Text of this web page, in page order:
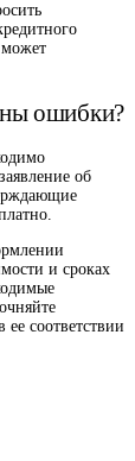
может
ошибки?
об
и сроках
соответствии